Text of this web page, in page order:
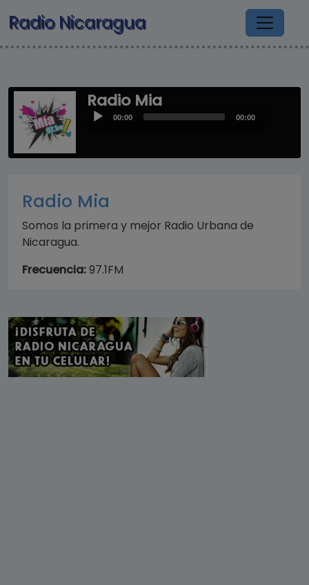
Pasar al contenido principal
Radio Nicaragua
Radio Mia
Audio00:00 00:00
Radio Mia
Somos la primera y mejor Radio Urbana de
Nicaragua.
Frecuencia:97.1FM